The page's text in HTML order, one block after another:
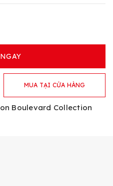
MUA TẠI CỬA HÀNG
Boulevard Collection